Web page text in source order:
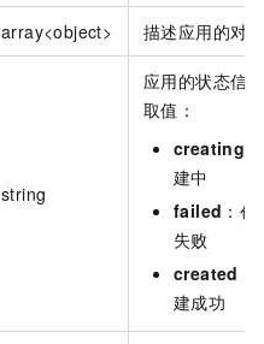
array<object> 描述应用的对
string
应用的状态信
取值：
creating
建中
failed ：创
失败
created
建成功